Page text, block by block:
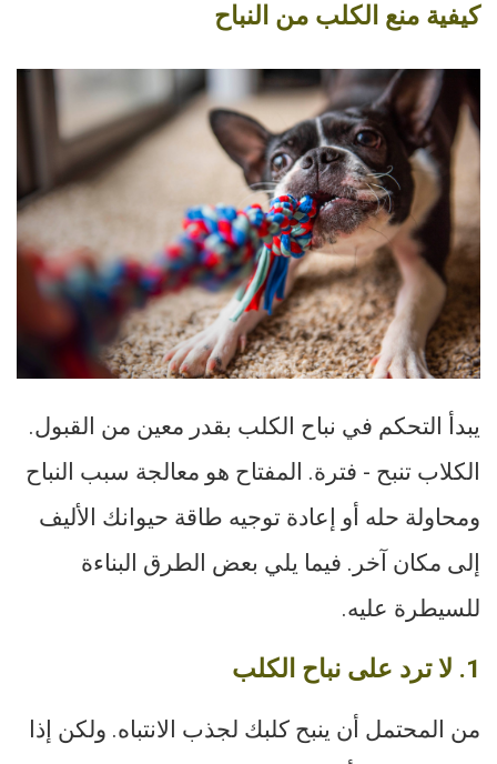
كيفية منع الكلب من النباح
يبدأ التحكم في نباح الكلب بقدر معين من القبول.
الكلاب تنبح - فترة. المفتاح هو معالجة سبب النباح
ومحاولة حله أو إعادة توجيه طاقة حيوانك الأليف
إلى مكان آخر. فيما يلي بعض الطرق البناءة
للسيطرة عليه.
1. لا ترد على نباح الكلب
من المحتمل أن ينبح كلبك لجذب الانتباه. ولكن إذا